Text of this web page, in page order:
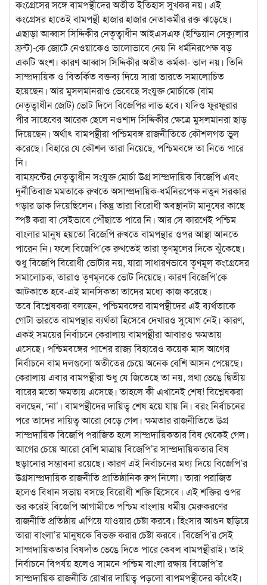
কংগ্রেসের সঙ্গে বামপন্থীদের অতীত ইতিহাস সুখকর নয়। এই
কংগ্রেসর হাতেই বামপন্থী হাজার হাজার নেতাকর্মীর রক্ত ঝড়েছে।
এছাড়া আব্বাস সিদ্দিকীর নেতৃত্বাধীন আইএসএফ (ইন্ডিয়ান সেক্যুলার
ফ্রন্ট)-কে জোটে নেওয়াকেও ভালোভাবে নেয় নি ধর্মনিরপেক্ষ বড়
একটি অংশ। কারণ আব্বাস সিদ্দিকীর অতীত কর্মকা- ভাল নয়। তিনি
সাম্প্রদায়িক ও বিতর্কিত বক্তব্য দিয়ে সারা ভারতে সমালোচিত
হয়েছেন। আর মুসলমানরাও ভেবেছে সংযুক্ত মোর্চাকে (বাম
নেতৃত্বাধীন জোট) ভোট দিলে বিজেপির লাভ হবে। যদিও ফুরফুরার
পীর সাহেবের আরেক ছেলে নওশাদ সিদ্দিকীর ক্ষেত্রে মুসলমানরা ছাড়
দিয়েছেন। অর্থাৎ বামপন্থীরা পশ্চিমবঙ্গ রাজনীতিতে কৌশলগত ভুল
করেছে। বিহারে যে কৌশল তারা নিয়েছে, পশ্চিমবঙ্গে তা নিতে পারে
নি।
বামফ্রন্টের নেতৃত্বাধীন সংযুক্ত মোর্চা উগ্র সাম্প্রদায়িক বিজেপি এবং
দুর্নীতিবাজ মমতাকে রুখতে অসাম্প্রদায়িক-ধর্মনিরপেক্ষ নতুন সরকার
গড়ার ডাক দিয়েছিলেন। কিন্তু তারা বিরোধী অবস্থানটা মানুষের কাছে
স্পষ্ট করা বা সেইভাবে পৌঁছাতে পারে নি। আর সে কারণেই পশ্চিম
বাংলার মানুষ হয়তো বিজেপি রুখতে বামপন্থার ওপর আস্থা আনতে
পারেন নি। ফলে বিজেপি’কে রুখতেই তারা তৃণমূলের দিকে ঝুঁকেছে।
শুধু বিজেপি বিরোধী ভোটার নয়, যারা সাধারণভাবে তৃণমূল কংগ্রেসের
সমালোচক, তারাও তৃণমূলকে ভোট দিয়েছে। কারণ বিজেপি’কে
আটকাতে হবে-এই মানসিকতা তাদের মধ্যে কাজ করেছে।
তবে বিশ্লেষকরা বলছেন, পশ্চিমবঙ্গের বামপন্থীদের এই ব্যর্থতাকে
গোটা ভারতে বামপন্থার ব্যর্থতা হিসেবে দেখারও সুযোগ নেই। কারণ,
একই সময়ের নির্বাচনে কেরালায় বামপন্থীরা আবারও ক্ষমতায়
এসেছে। পশ্চিমবঙ্গের পাশের রাজ্য বিহারেও কয়েক মাস আগের
নির্বাচনে বাম দলগুলো অতীতের চেয়ে অনেক বেশি আসন পেয়েছে।
কেরালায় এবার বামপন্থীরা শুধু যে জিতেছে তা নয়, প্রথা ভেঙে দ্বিতীয়
বারের মতো ক্ষমতায় এসেছে। তাহলে কী এখানেই শেষ! বিশ্লেষকরা
বলছেন, ‘না’। বামপন্থীদের দায়িত্ব শেষ হয়ে যায় নি। বরং নির্বাচনের
পরে তাদের দায়িত্ব আরো বেড়ে গেল। ক্ষমতার রাজনীতিতে উগ্র
সাম্প্রদায়িক বিজেপি পরাজিত হলে সাম্প্রদায়িকতার বিষ থেকেই গেল।
আগের চেয়ে আরো বেশি মাত্রায় বিজেপি’র সাম্প্রদায়িকতার বিষ
ছড়ানোর সম্ভাবনা রয়েছে। কারণ এই নির্বাচনের মধ্য দিয়ে বিজেপি’র
উগ্রসাম্প্রদায়িক রাজনীতি প্রাতিষ্ঠানিক রুপ নিলো। তারা পরাজিত
হলেও বিধান সভায় বসছে বিরোধী শক্তি হিসেবে। এই শক্তির ওপর
ভর করেই বিজেপি আগামীতে পশ্চিম বাংলায় ধর্মীয় মেরুকরণের
রাজনীতি প্রতিষ্ঠায় এগিয়ে যাওয়ার চেষ্টা করবে। হিংসার আগুন ছড়িয়ে
তারা বাংলা’র মানুষকে বিভক্ত করার চেষ্টা করবে। বিজেপি’র সেই
সাম্প্রদায়িকতার বিষদাঁত ভেঙে দিতে পারে কেবল বামপন্থীরাই। তাই
নির্বাচনে বিপর্যয় হলেও সামনে পশ্চিম বাংলা রক্ষায় বিজেপি’র
সাম্প্রদায়িক রাজনীতি রোখার দায়িত্ব পড়লো বাপমপন্থীদের কাঁধেই।